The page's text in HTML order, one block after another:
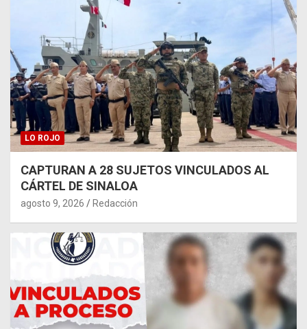
LO ROJO
CAPTURAN A 28 SUJETOS VINCULADOS AL
CÁRTEL DE SINALOA
agosto 9, 2026 Redacción